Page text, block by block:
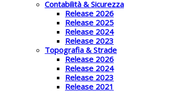
Contabilità & Sicurezza
Release 2026
Release 2025
Release 2024
Release 2023
Topografia & Strade
Release 2026
Release 2024
Release 2023
Release 2021